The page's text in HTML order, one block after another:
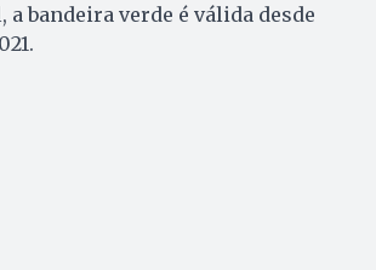
a bandeira verde é válida desde